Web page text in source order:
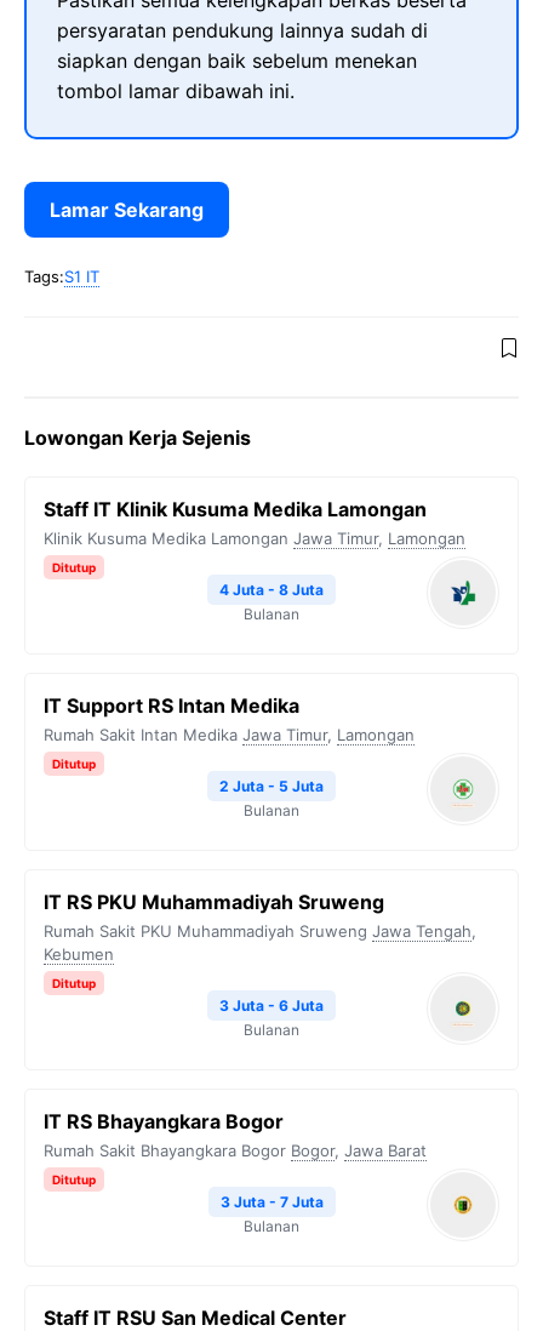
persyaratan pendukung lainnya sudah di
siapkan dengan baik sebelum menekan
tombol lamar dibawah ini.
Lamar Sekarang
Tags:S1 IT
Lowongan Kerja Sejenis
Staff IT Klinik Kusuma Medika Lamongan
Klinik Kusuma Medika Lamongan Jawa Timur, Lamongan
Ditutup
4 Juta - 8 Juta
Bulanan
IT Support RS Intan Medika
Rumah Sakit Intan Medika Jawa Timur, Lamongan
Ditutup
2 Juta - 5 Juta
Bulanan
IT RS PKU Muhammadiyah Sruweng
Rumah Sakit PKU Muhammadiyah Sruweng Jawa Tengah,
Kebumen
Ditutup
3 Juta - 6 Juta
Bulanan
IT RS Bhayangkara Bogor
Rumah Sakit Bhayangkara Bogor Bogor, Jawa Barat
Ditutup
3 Juta - 7 Juta
Bulanan
Staff IT RSU San Medical Center